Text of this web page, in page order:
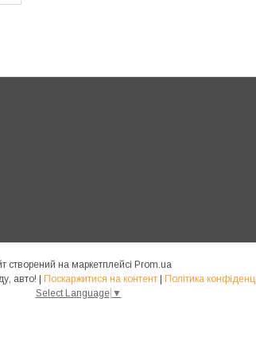
створений на маркетплейсі Prom.ua
Homs - Товари для дому, саду, авто! | Поскаржитися на контент | Політика
Select Language ▼